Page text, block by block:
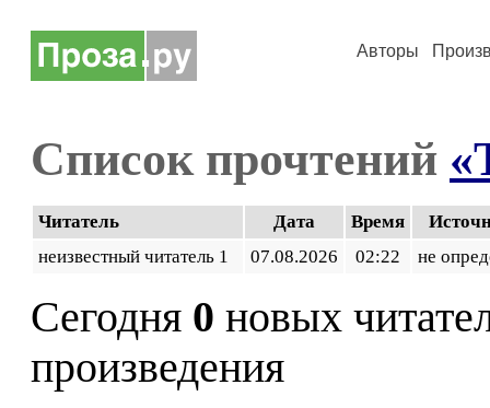
Авторы
Список прочтений
Читатель Дата Время
неизвестный читатель 1
07.08.2026 02:22 не
Сегодня 0 новых
произведения